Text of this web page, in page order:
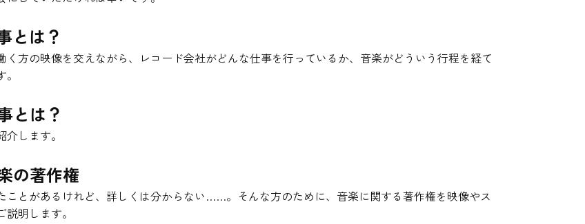
とは？
く方の映像を交えながら、レコード会社がどんな仕事を行っているか、音楽がどういう行程を経て
とは？
します。
の著作権
ことがあるけれど、詳しくは分からない……。そんな方のために、音楽に関する著作権を映像やス
明します。